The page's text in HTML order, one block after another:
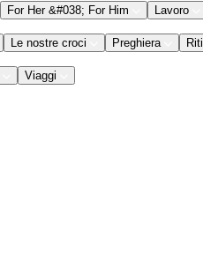
For Her &#038; For Him Lavoro
Le nostre croci Preghiera Riti
Viaggi